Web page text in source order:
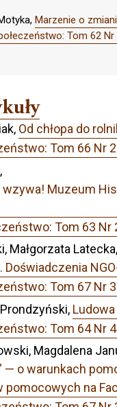
Marzenie o
Tom 62 Nr
Od chłopa do
Tom 66 Nr
Muzeum
Tom 63 Nr
Małgorzata
Doświadczenia
Tom 67 Nr
Tom 64 Nr
Magdalena
— o warunkach
pomocowych na